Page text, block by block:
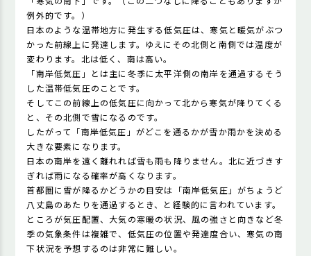
例外的です。）
日本のような温帯地方に発生する低気圧は、寒気と暖気がぶつ
かった前線上に発達します。ゆえにその北側と南側では温度が
変わります。北は低く、南は高い。
「南岸低気圧」とは主に冬季に太平洋側の南岸を通過するそう
した温帯低気圧のことです。
そしてこの前線上の低気圧に向かって北から寒気が降りてくる
と、その北側で雪になるのです。
したがって「南岸低気圧」がどこを通るかが雪か雨かを決める
大きな要素になります。
日本の南岸を遠く離れれば雪も雨も降りません。北に近づきす
ぎれば雨になる確率が高くなります。
首都圏に雪が降るかどうかの目安は「南岸低気圧」がちょうど
八丈島のあたりを通過するとき、と経験的に言われています。
ところが気圧配置、大気の寒暖の状況、風の強さと向きなど冬
季の気象条件は複雑で、低気圧の位置や発達度合い、寒気の南
下状況を予想するのは非常に難しい。